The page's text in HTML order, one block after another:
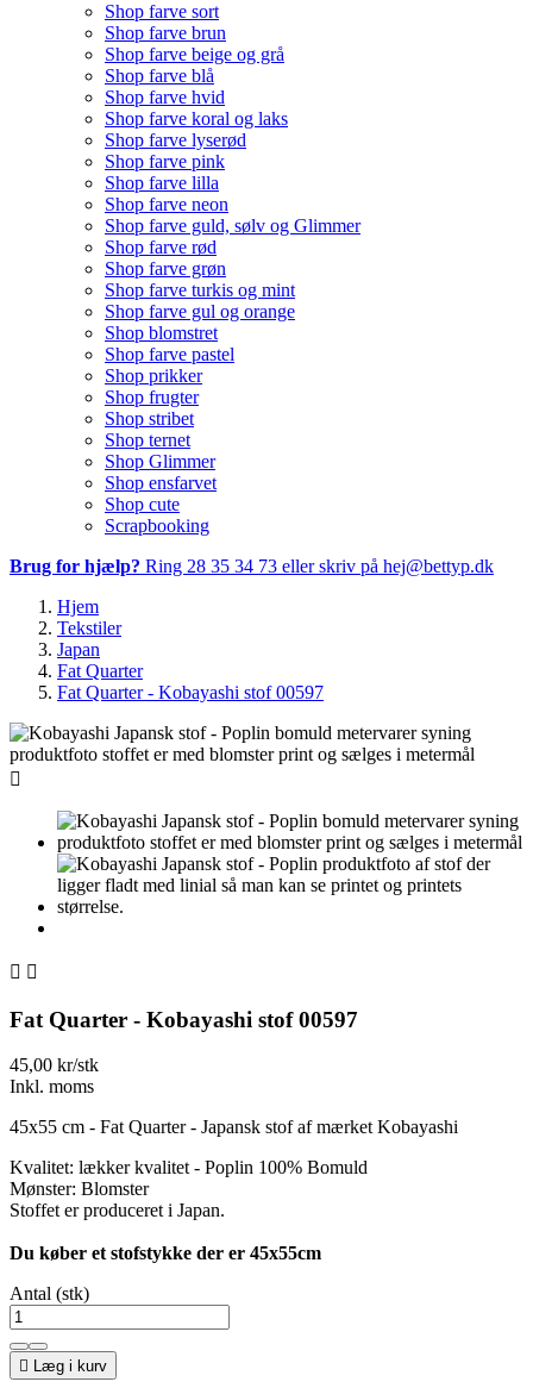
Shop farve sort
Shop farve brun
Shop farve beige og grå
Shop farve blå
Shop farve hvid
Shop farve koral og laks
Shop farve lyserød
Shop farve pink
Shop farve lilla
Shop farve neon
Shop farve guld, sølv og Glimmer
Shop farve rød
Shop farve grøn
Shop farve turkis og mint
Shop farve gul og orange
Shop blomstret
Shop farve pastel
Shop prikker
Shop frugter
Shop stribet
Shop ternet
Shop Glimmer
Shop ensfarvet
Shop cute
Scrapbooking
Brug for hjælp? Ring 28 35 34 73 eller skriv på hej@bettyp.dk
Hjem
Tekstiler
Japan
Fat Quarter
Fat Quarter - Kobayashi stof 00597

 
Fat Quarter - Kobayashi stof 00597
45,00 kr/stk
Inkl. moms
45x55 cm - Fat Quarter - Japansk stof af mærket Kobayashi
Kvalitet: lækker kvalitet - Poplin 100% Bomuld
Mønster: Blomster
Stoffet er produceret i Japan.
Du køber et stofstykke der er 45x55cm
Antal (stk)
 Læg i kurv